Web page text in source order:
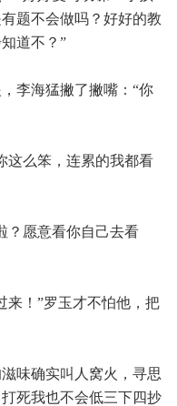
题不会做吗？好好的教
道不？”
李海猛撇了撇嘴：“你
这么笨，连累的我都看
？愿意看你自己去看
！”罗玉才不怕他，把
味确实叫人窝火，寻思
死我也不会低三下四抄